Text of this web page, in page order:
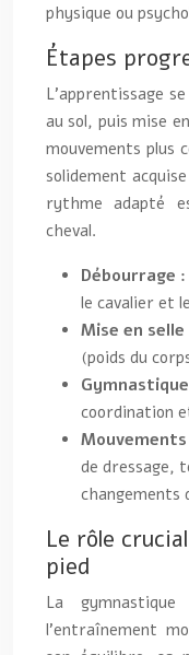
physique ou
Étapes
L’apprentissage
au sol, puis mise
mouvements plus
solidement
rythme adapté
cheval.
Débourrage :
le cavalier et
Mise en selle
(poids du
coordination
Mouvements
de dressage,
changements
Le rôle
pied
La
l’entraînement